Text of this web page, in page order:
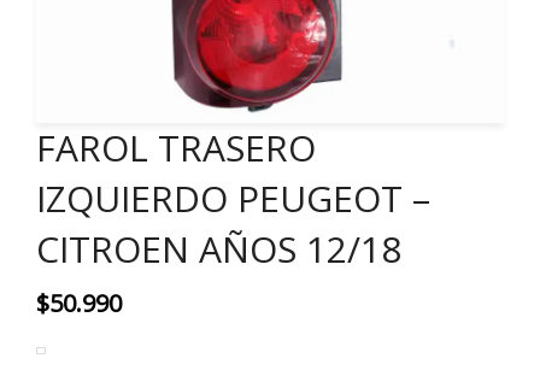
FAROL TRASERO
IZQUIERDO PEUGEOT –
CITROEN AÑOS 12/18
$50.990